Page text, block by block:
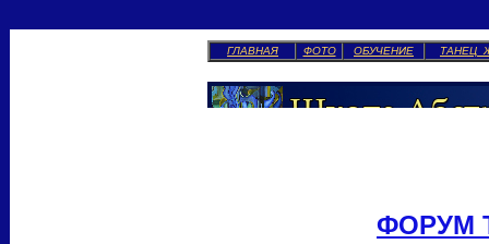
ГЛАВНАЯ ФОТО ОБУЧЕНИЕ ТАНЕЦ
ФОРУМ